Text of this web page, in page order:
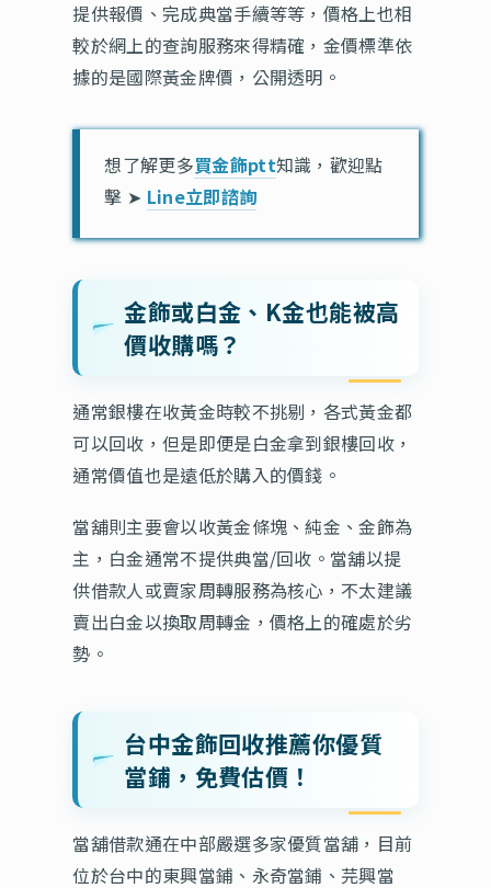
提供報價、完成典當手續等等，價格上也相
較於網上的查詢服務來得精確，金價標準依
據的是國際黃金牌價，公開透明。
想了解更多買金飾ptt知識，歡迎點
擊 ➤ Line立即諮詢
金飾或白金、K金也能被高
價收購嗎？
通常銀樓在收黃金時較不挑剔，各式黃金都
可以回收，但是即便是白金拿到銀樓回收，
通常價值也是遠低於購入的價錢。
當舖則主要會以收黃金條塊、純金、金飾為
主，白金通常不提供典當/回收。當舖以提
供借款人或賣家周轉服務為核心，不太建議
賣出白金以換取周轉金，價格上的確處於劣
勢。
台中金飾回收推薦你優質
當鋪，免費估價！
當舖借款通在中部嚴選多家優質當舖，目前
位於台中的東興當鋪、永奇當鋪、芫興當